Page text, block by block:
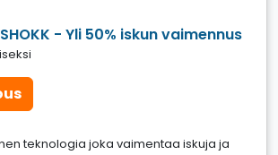
- Yli 50% iskun vaimennus
teknologia joka vaimentaa iskuja ja